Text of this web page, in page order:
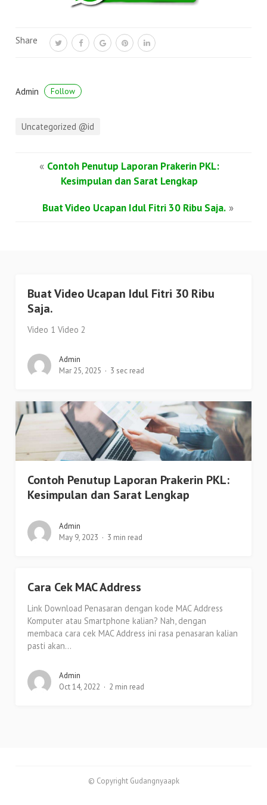
Share
Admin Follow
Uncategorized @id
« Contoh Penutup Laporan Prakerin PKL:
Kesimpulan dan Sarat Lengkap
Buat Video Ucapan Idul Fitri 30 Ribu Saja. »
Buat Video Ucapan Idul Fitri 30 Ribu
Saja.
Video 1 Video 2
Admin
Mar 25, 2025
3 sec read
Contoh Penutup Laporan Prakerin PKL:
Kesimpulan dan Sarat Lengkap
Admin
May 9, 2023
3 min read
Cara Cek MAC Address
Link Download Penasaran dengan kode MAC Address
Komputer atau Smartphone kalian? Nah, dengan
membaca cara cek MAC Address ini rasa penasaran kalian
pasti akan...
Admin
Oct 14, 2022
2 min read
© Copyright Gudangnyaapk